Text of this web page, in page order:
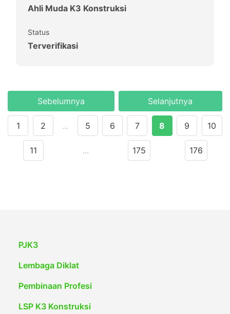
Ahli Muda K3 Konstruksi
Status
Terverifikasi
Sebelumnya Selanjutnya
1 2 ... 5 6 7 8 9 10
11 ... 175 176
PJK3
Lembaga Diklat
Pembinaan Profesi
LSP K3 Konstruksi